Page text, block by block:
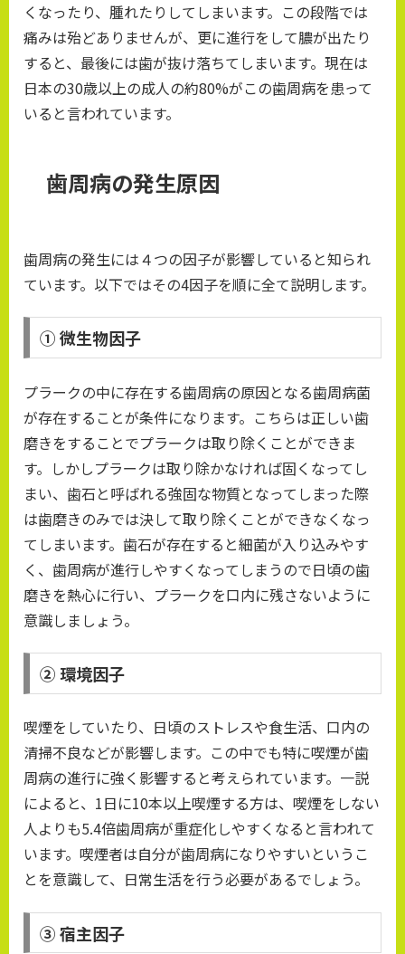
くなったり、腫れたりしてしまいます。この段階では
痛みは殆どありませんが、更に進行をして膿が出たり
すると、最後には歯が抜け落ちてしまいます。現在は
日本の30歳以上の成人の約80%がこの歯周病を患って
いると言われています。
歯周病の発生原因
歯周病の発生には４つの因子が影響していると知られ
ています。以下ではその4因子を順に全て説明します。
① 微生物因子
プラークの中に存在する歯周病の原因となる歯周病菌
が存在することが条件になります。こちらは正しい歯
磨きをすることでプラークは取り除くことができま
す。しかしプラークは取り除かなければ固くなってし
まい、歯石と呼ばれる強固な物質となってしまった際
は歯磨きのみでは決して取り除くことができなくなっ
てしまいます。歯石が存在すると細菌が入り込みやす
く、歯周病が進行しやすくなってしまうので日頃の歯
磨きを熱心に行い、プラークを口内に残さないように
意識しましょう。
② 環境因子
喫煙をしていたり、日頃のストレスや食生活、口内の
清掃不良などが影響します。この中でも特に喫煙が歯
周病の進行に強く影響すると考えられています。一説
によると、1日に10本以上喫煙する方は、喫煙をしない
人よりも5.4倍歯周病が重症化しやすくなると言われて
います。喫煙者は自分が歯周病になりやすいというこ
とを意識して、日常生活を行う必要があるでしょう。
③ 宿主因子